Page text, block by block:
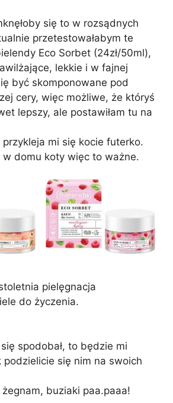
się to w rozsądnych
przetestowałabym te
Eco Sorbet (24zł/50ml),
lekkie i w fajnej
być skomponowane pod
cery, więc możliwe, że któryś
lepszy, ale postawiłam tu na
mi się kocie futerko.
w domu koty więc to ważne.
pielęgnacja
do życzenia.
spodobał, to będzie mi
podzielicie się nim na swoich
żegnam, buziaki paa.paaa!